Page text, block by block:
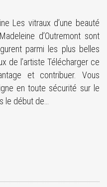
Les vitraux d’une beauté
d’Outremont sont
parmi les plus belles
de l’artiste Télécharger ce
et contribuer. Vous
en toute sécurité sur le
le début de…